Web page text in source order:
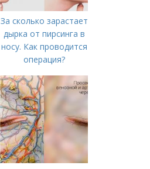
За сколько зарастает
дырка от пирсинга в
носу. Как проводится
операция?